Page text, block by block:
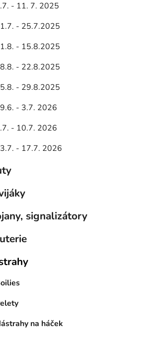
- 11. 7. 2025
- 25.7.2025
- 15.8.2025
- 22.8.2025
- 29.8.2025
- 3.7. 2026
- 10.7. 2026
- 17.7. 2026
signalizátory
na háček